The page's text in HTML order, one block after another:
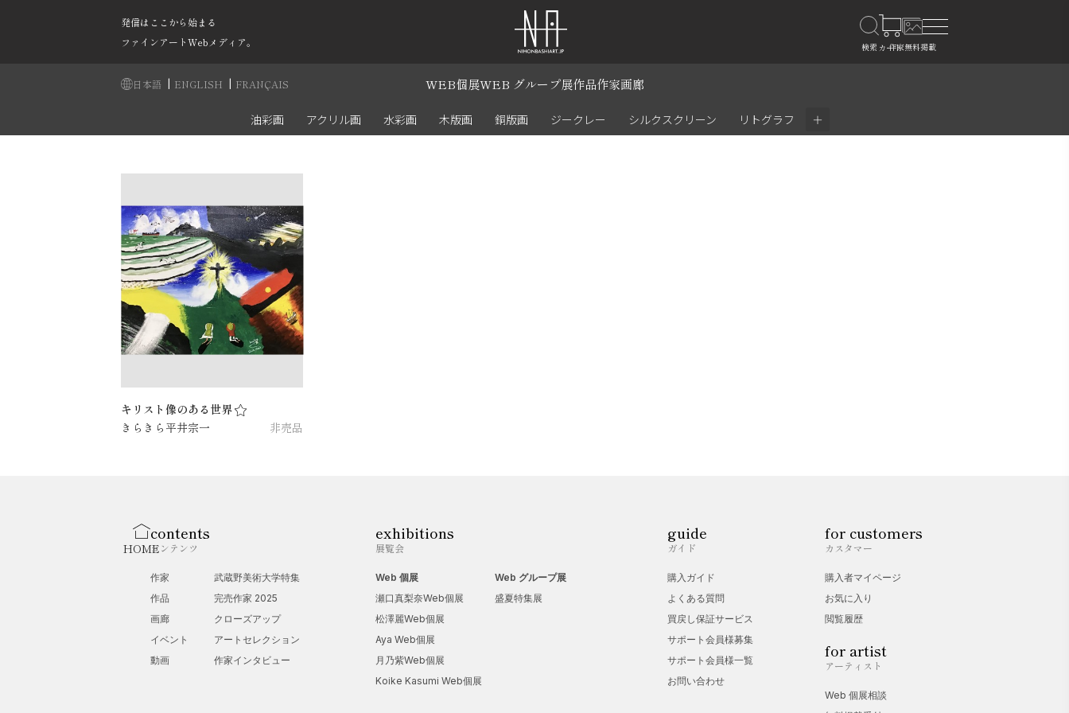
発信はここから始まる
ファインアートWebメディア。
日本語 | ENGLISH | FRANÇAIS WEB個展WEB グループ展作品作家画廊
油彩画 アクリル画 水彩画 木版画 銅版画 ジークレー シルクスクリーン リトグラフ ＋
キリスト像のある世界
きらきら平井宗一
非売品
HOME
contents
コンテンツ
作家
作品
画廊
イベント
動画
武蔵野美術大学特集
完売作家 2025
クローズアップ
アートセレクション
作家インタビュー
exhibitions
展覧会
Web 個展
瀬口真梨奈Web個展
松澤麗Web個展
Aya Web個展
月乃紫Web個展
Koike Kasumi Web個展
Web グループ展
盛夏特集展
guide
ガイド
購入ガイド
よくある質問
買戻し保証サービス
サポート会員様募集
サポート会員様一覧
お問い合わせ
for customers
カスタマー
購入者マイページ
お気に入り
閲覧履歴
for artist
アーティスト
Web 個展相談